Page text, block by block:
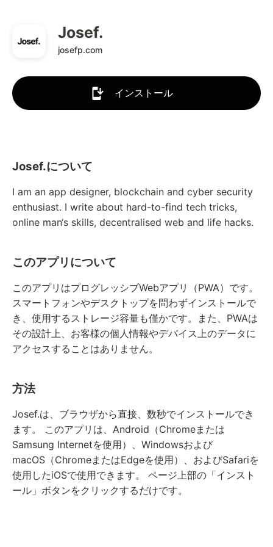
Josef.
josefp.com
インストール
Josef.について
I am an app designer, blockchain and cyber security
enthusiast. I write about hard-to-find tech tricks,
online man‘s skills, decentralised web and life hacks.
このアプリについて
このアプリはプログレッシブWebアプリ（PWA）です。
スマートフォンやデスクトップを問わずインストールで
き、使用するストレージ容量も僅かです。また、PWAは
その設計上、お客様の個人情報やデバイス上のデータに
アクセスすることはありません。
方法
Josef.は、ブラウザから直接、数秒でインストールでき
ます。 このアプリは、Android（Chromeまたは
Samsung Internetを使用）、Windowsおよび
macOS（ChromeまたはEdgeを使用）、およびSafariを
使用したiOSで使用できます。 ページ上部の「インスト
ール」ボタンをクリックするだけです。